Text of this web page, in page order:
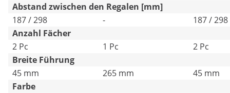
Abstand zwischen den Regalen [mm]
187 / 298
-
187 / 298
Anzahl Fächer
2 Pc
1 Pc
2 Pc
Breite Führung
45 mm
265 mm
45 mm
Farbe